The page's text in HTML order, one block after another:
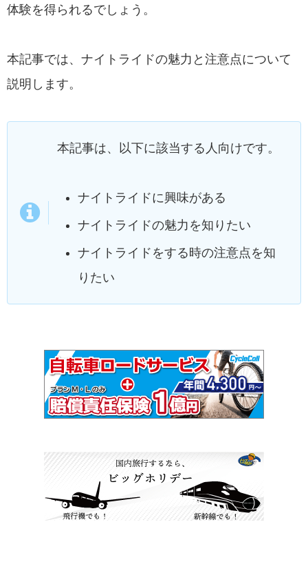
体験を得られるでしょう。
本記事では、ナイトライドの魅力と注意点について
説明します。
本記事は、以下に該当する人向けです。
ナイトライドに興味がある
ナイトライドの魅力を知りたい
ナイトライドをする時の注意点を知
りたい